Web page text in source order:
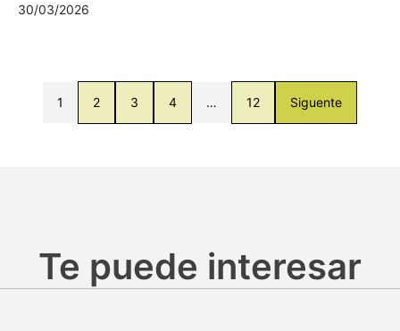
30/03/2026
1 2 3 4 … 12 Siguente
Te puede interesar